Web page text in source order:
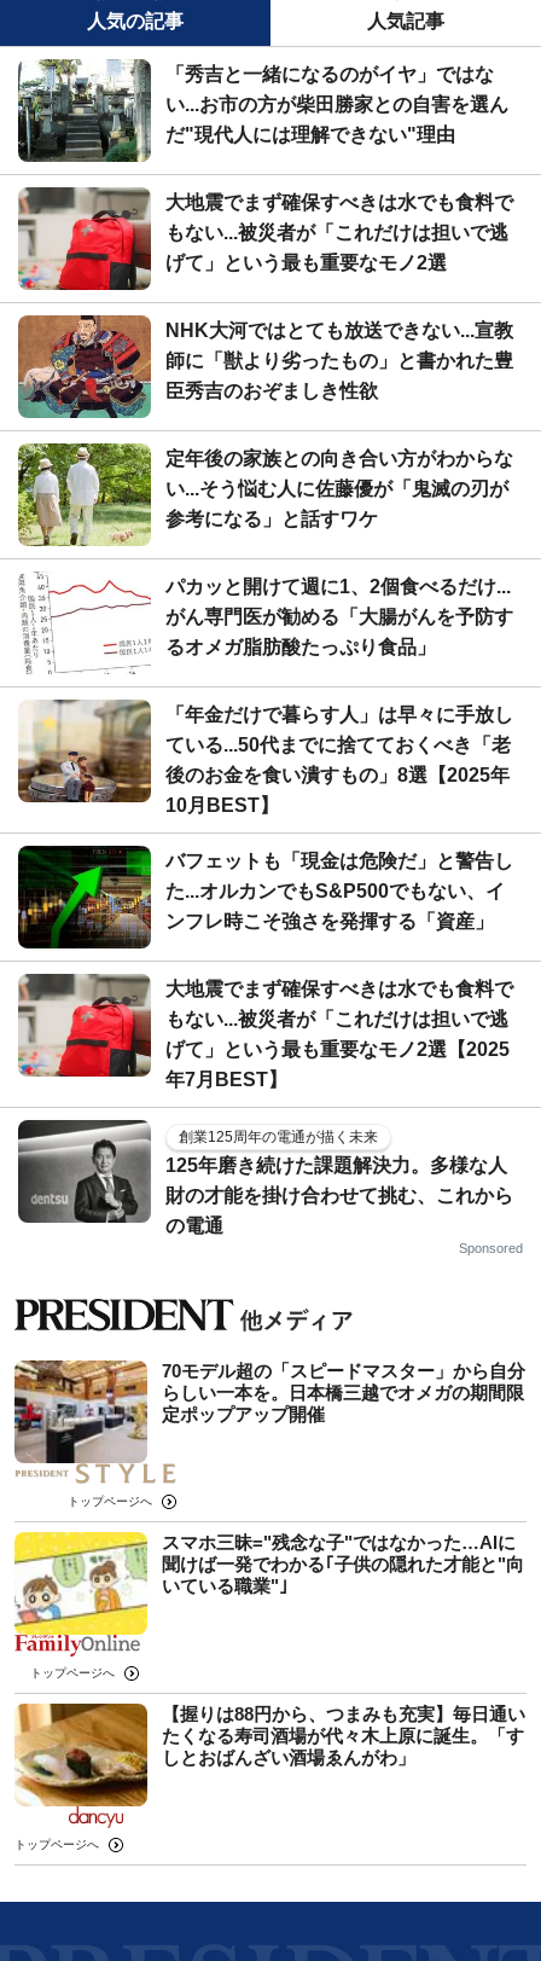
人気の記事
人気記事
「秀吉と一緒になるのがイヤ」ではな
い...お市の方が柴田勝家との自害を選ん
だ"現代人には理解できない"理由
大地震でまず確保すべきは水でも食料で
もない...被災者が「これだけは担いで逃
げて」という最も重要なモノ2選
NHK大河ではとても放送できない...宣教
師に「獣より劣ったもの」と書かれた豊
臣秀吉のおぞましき性欲
定年後の家族との向き合い方がわからな
い...そう悩む人に佐藤優が「鬼滅の刃が
参考になる」と話すワケ
パカッと開けて週に1、2個食べるだけ...
がん専門医が勧める「大腸がんを予防す
るオメガ脂肪酸たっぷり食品」
「年金だけで暮らす人」は早々に手放し
ている...50代までに捨てておくべき「老
後のお金を食い潰すもの」8選【2025年
10月BEST】
バフェットも「現金は危険だ」と警告し
た...オルカンでもS&P500でもない、イ
ンフレ時こそ強さを発揮する「資産」
大地震でまず確保すべきは水でも食料で
もない...被災者が「これだけは担いで逃
げて」という最も重要なモノ2選【2025
年7月BEST】
創業125周年の電通が描く未来
125年磨き続けた課題解決力。多様な人
財の才能を掛け合わせて挑む、これから
の電通
Sponsored
70モデル超の「スピードマスター」から自分
らしい一本を。日本橋三越でオメガの期間限
定ポップアップ開催
トップページへ
スマホ三昧="残念な子"ではなかった…AIに
聞けば一発でわかる｢子供の隠れた才能と"向
いている職業"｣
トップページへ
【握りは88円から、つまみも充実】毎日通い
たくなる寿司酒場が代々木上原に誕生。「す
しとおばんざい酒場ゑんがわ」
トップページへ